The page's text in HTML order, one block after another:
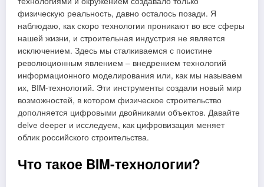
физическую реальность, давно осталось позади. Я
наблюдаю, как скоро технологии проникают во все сферы
нашей жизни, и строительная индустрия не является
исключением. Здесь мы сталкиваемся с поистине
революционным явлением – внедрением технологий
информационного моделирования или, как мы называем
их, BIM-технологий. Эти инструменты создали новый мир
возможностей, в котором физическое строительство
дополняется цифровыми двойниками объектов. Давайте
delve deeper и исследуем, как цифровизация меняет
облик российского строительства.
Что такое BIM-технологии?